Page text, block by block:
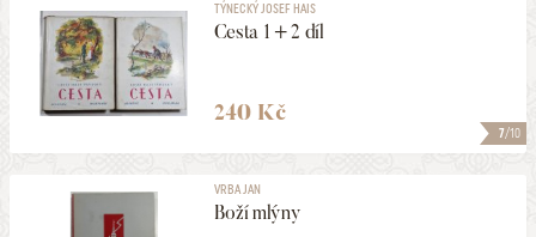
7/10
TÝNECKÝ JOSEF HAIS
Cesta 1 + 2 díl
240 Kč
VRBA JAN
Boží mlýny